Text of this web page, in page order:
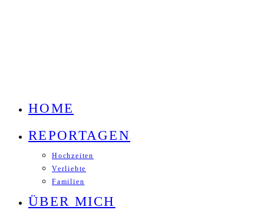
HOME
REPORTAGEN
Hochzeiten
Verliebte
Familien
ÜBER MICH